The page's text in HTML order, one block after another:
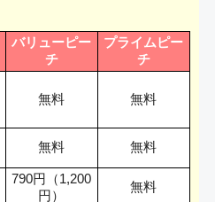
バリューピー
チ
プライムピー
チ
無料 無料
無料 無料
790円（1,200
円）
無料